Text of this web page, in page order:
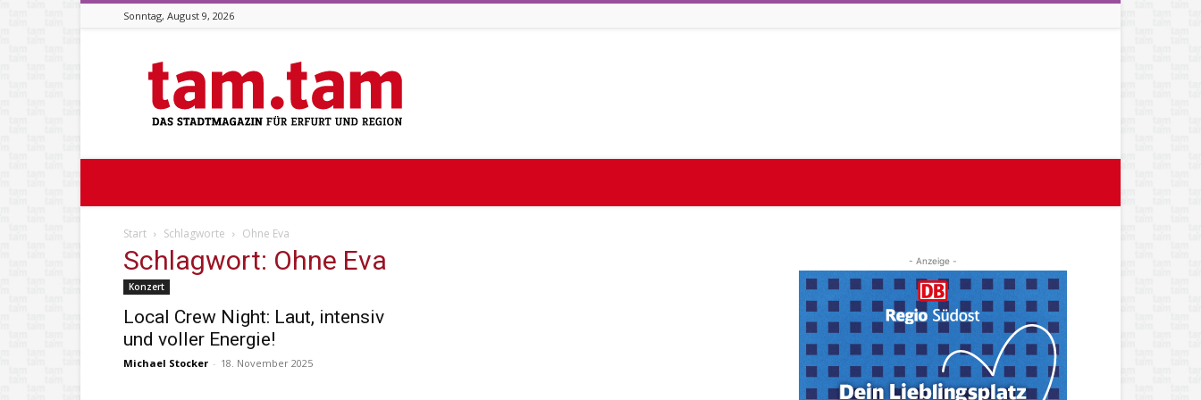
Sonntag, August 9, 2026
Stadtmagazin
tam.tam
Start Schlagworte Ohne Eva
Schlagwort: Ohne Eva
Konzert
Local Crew Night: Laut, intensiv
und voller Energie!
Michael Stocker - 18. November 2025
- Anzeige -